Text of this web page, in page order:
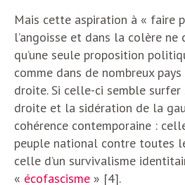
Mais cette aspiration à « faire
l’angoisse et dans la colère ne
qu’une seule proposition
comme dans de nombreux
droite. Si celle-ci semble
droite et la sidération de la
cohérence contemporaine :
peuple national contre toutes
celle d’un survivalisme
« écofascisme » [4].